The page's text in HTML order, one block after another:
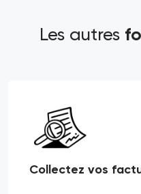
Les autres
Collectez vos